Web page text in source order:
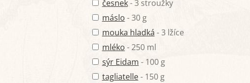
česnek- 3 stroužky
máslo - 30 g
mouka hladká - 3 lžíce
mléko - 250 ml
sýr Eidam - 100 g
tagliatelle- 150 g